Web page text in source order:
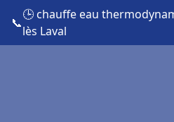
📞
🕒 chauffe eau
lès Laval